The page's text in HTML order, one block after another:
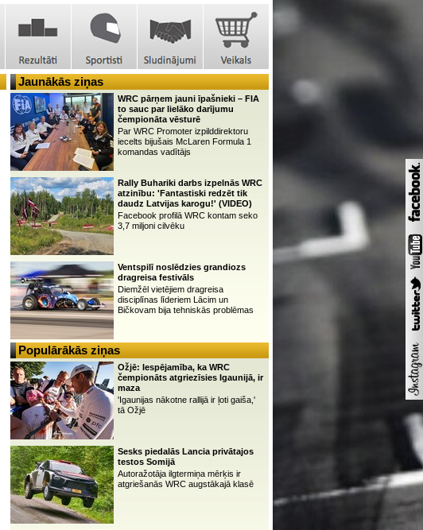
Jaunākās ziņas
WRC pārņem jauni īpašnieki – FIA
to sauc par lielāko darījumu
čempionāta vēsturē
Par WRC Promoter izpilddirektoru
iecelts bijušais McLaren Formula 1
komandas vadītājs
Rally Buhariki darbs izpelnās WRC
atzinību: 'Fantastiski redzēt tik
daudz Latvijas karogu!' (VIDEO)
Facebook profilā WRC kontam seko
3,7 miljoni cilvēku
Ventspilī noslēdzies grandiozs
dragreisa festivāls
Diemžēl vietējiem dragreisa
disciplīnas līderiem Lācim un
Bičkovam bija tehniskās problēmas
Populārākās ziņas
Ožjē: Iespējamība, ka WRC
čempionāts atgriezīsies Igaunijā, ir
maza
'Igaunijas nākotne rallijā ir ļoti gaiša,'
tā Ožjē
Sesks piedalās Lancia privātajos
testos Somijā
Autoražotāja ilgtermiņa mērķis ir
atgriešanās WRC augstākajā klasē